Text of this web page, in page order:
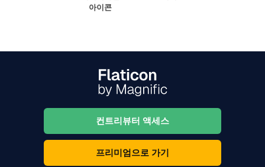
아이콘
컨트리뷰터 액세스
프리미엄으로 가기